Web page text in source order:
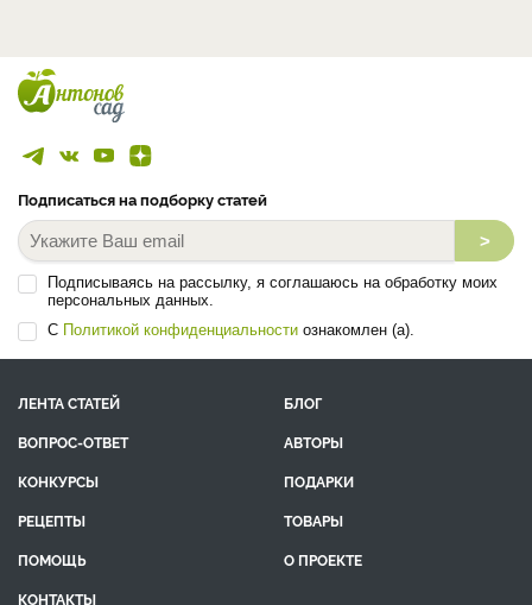
Подписаться на подборку статей
>
Подписываясь на рассылку, я соглашаюсь на обработку моих
персональных данных.
С Политикой конфиденциальности ознакомлен (а).
ЛЕНТА СТАТЕЙ
БЛОГ
ВОПРОС-ОТВЕТ
АВТОРЫ
КОНКУРСЫ
ПОДАРКИ
РЕЦЕПТЫ
ТОВАРЫ
ПОМОЩЬ
О ПРОЕКТЕ
КОНТАКТЫ